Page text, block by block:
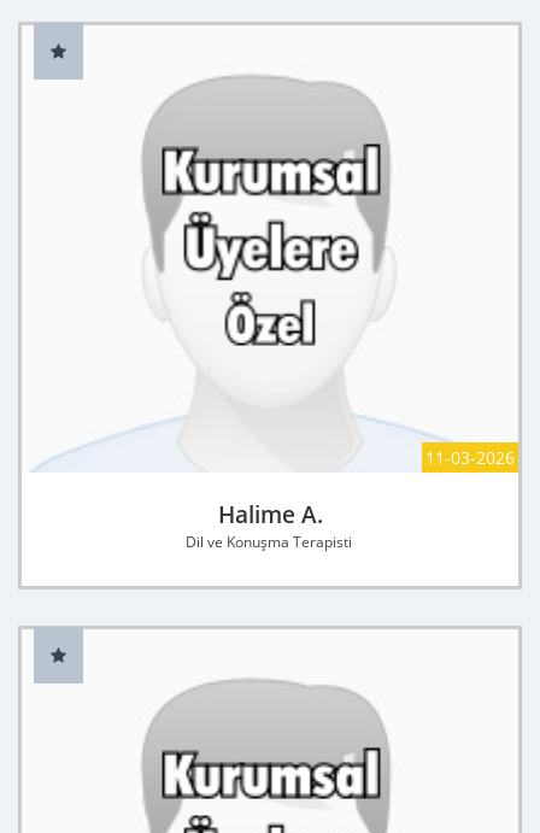
11-03-2026
Halime A.
Dil ve Konuşma Terapisti